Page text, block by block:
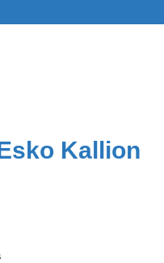
Kallion